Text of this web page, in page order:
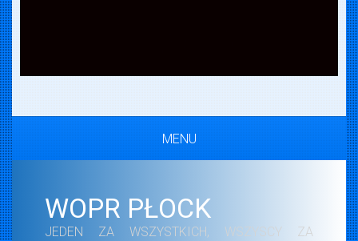
MENU
WOPR PŁOCK
JEDEN ZA WSZYSTKICH, WSZYSCY ZA